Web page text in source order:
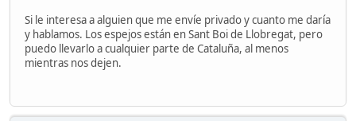
Si le interesa a alguien que me envíe privado y cuanto me daría
y hablamos. Los espejos están en Sant Boi de Llobregat, pero
puedo llevarlo a cualquier parte de Cataluña, al menos
mientras nos dejen.